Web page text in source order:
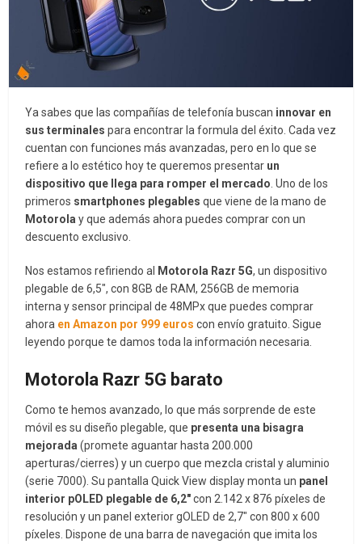
Ya sabes que las compañías de telefonía buscan innovar en
sus terminalespara encontrar la formula del éxito. Cada vez
cuentan con funciones más avanzadas, pero en lo que se
refiere a lo estético hoy te queremos presentar un
dispositivo que llega para romper el mercado . Uno de los
primeros smartphones plegables que viene de la mano de
Motorola y que además ahora puedes comprar con un
descuento exclusivo.
Nos estamos refiriendo al Motorola Razr 5G, un dispositivo
plegable de 6,5″, con 8GB de RAM, 256GB de memoria
interna y sensor principal de 48MPx que puedes comprar
ahora en Amazon por 999 euros con envío gratuito. Sigue
leyendo porque te damos toda la información necesaria.
Motorola Razr 5G barato
Como te hemos avanzado, lo que más sorprende de este
móvil es su diseño plegable, que presenta una bisagra
mejorada (promete aguantar hasta 200.000
aperturas/cierres) y un cuerpo que mezcla cristal y aluminio
(serie 7000). Su pantalla Quick View display monta un panel
interior pOLED plegable de 6,2″con 2.142 x 876 píxeles de
resolución y un panel exterior gOLED de 2,7″ con 800 x 600
píxeles. Dispone de una barra de navegación que imita los